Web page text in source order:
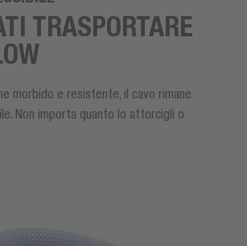
TRASPORTARE
morbido e resistente, il cavo rimane
Non importa quanto lo attorcigli o